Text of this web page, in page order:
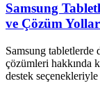
Samsung
ve Çözüm
Samsung tabletlerde
çözümleri hakkında
destek seçenekleriyle